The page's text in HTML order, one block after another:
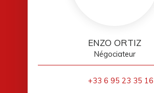
ENZO ORTIZ
Négociateur
+33 6 95 23 35 16